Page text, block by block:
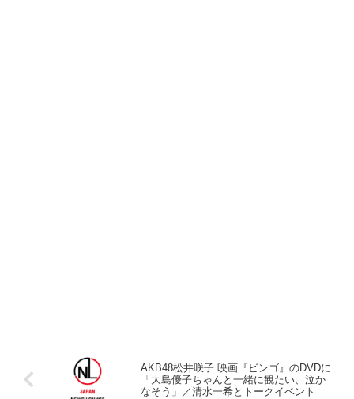
AKB48松井咲子 映画『ビンゴ』のDVDに
「大島優子ちゃんと一緒に観たい、泣か
なそう」／清水一希とトークイベント